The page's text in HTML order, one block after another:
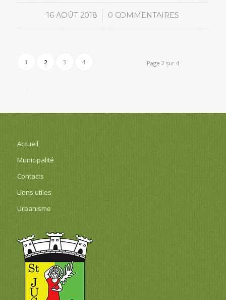
16 AOÛT 2018
/ 0 COMMENTAIRES
Page 2 sur 4
1 2 3 4
Accueil
Municipalité
Contacts
Liens utiles
Urbanisme